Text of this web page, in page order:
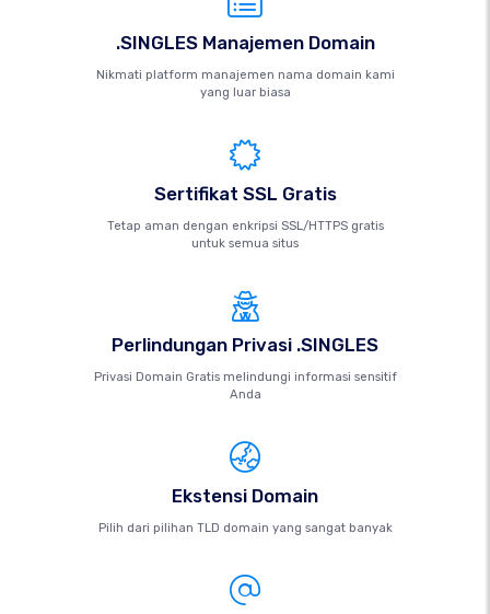
.SINGLES Manajemen Domain
Nikmati platform manajemen nama domain kami
yang luar biasa
Sertifikat SSL Gratis
Tetap aman dengan enkripsi SSL/HTTPS gratis
untuk semua situs
Perlindungan Privasi .SINGLES
Privasi Domain Gratis melindungi informasi sensitif
Anda
Ekstensi Domain
Pilih dari pilihan TLD domain yang sangat banyak